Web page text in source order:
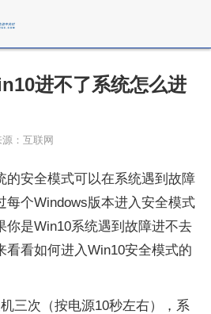
进不了系统怎么进
：互联网
安全模式可以在系统遇到故障
每个Windows版本进入安全模式
你是Win10系统遇到故障进不去
看看如何进入Win10安全模式的
次（按电源10秒左右），系